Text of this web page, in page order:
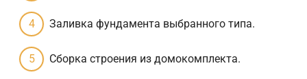
Заливка фундамента выбранного типа.
Сборка строения из домокомплекта.